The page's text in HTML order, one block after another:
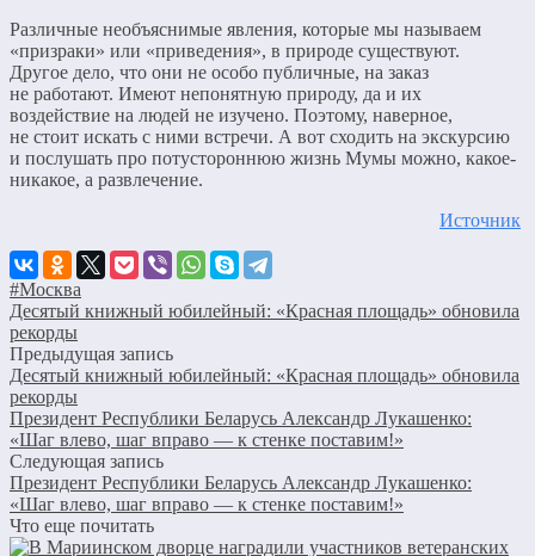
Различные необъяснимые явления, которые мы называем
«призраки» или «приведения», в природе существуют.
Другое дело, что они не особо публичные, на заказ
не работают. Имеют непонятную природу, да и их
воздействие на людей не изучено. Поэтому, наверное,
не стоит искать с ними встречи. А вот сходить на экскурсию
и послушать про потустороннюю жизнь Мумы можно, какое-
никакое, а развлечение.
Источник
#Москва
Десятый книжный юбилейный: «Красная площадь» обновила
рекорды
Предыдущая запись
Десятый книжный юбилейный: «Красная площадь» обновила
рекорды
Президент Республики Беларусь Александр Лукашенко:
«Шаг влево, шаг вправо — к стенке поставим!»
Следующая запись
Президент Республики Беларусь Александр Лукашенко:
«Шаг влево, шаг вправо — к стенке поставим!»
Что еще почитать